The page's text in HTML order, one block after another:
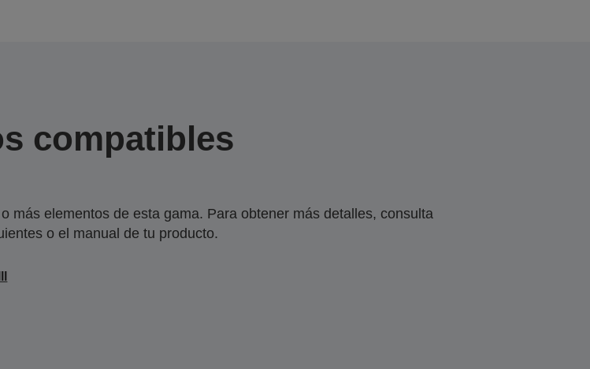
compatibles
más elementos de esta gama. Para obtener más detalles, consulta
o el manual de tu producto.